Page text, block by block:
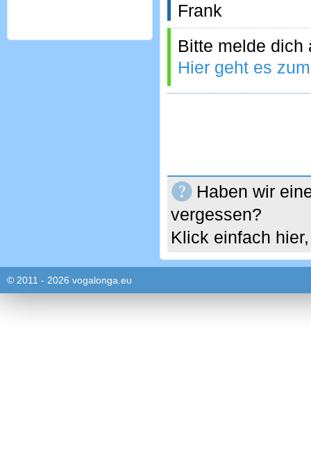
Frank
Bitte melde dich
Hier geht es
Haben wir
vergessen?
Klick einfach
© 2011 - 2026 vogalonga.eu